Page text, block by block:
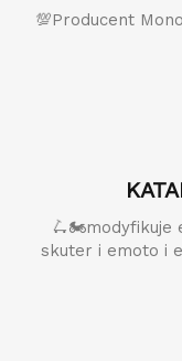
💯Producent
🛴🏍️modyfikuje
skuter i emoto i